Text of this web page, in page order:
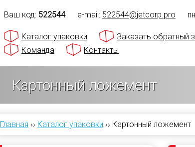
Ваш код: 522544 e-mail: 522544@jetcorp.pro
Каталог упаковки Заказать обратный
Команда
Контакты
Картонный ложемент
Главная ›› Каталог упаковки ›› Картонный ложемент